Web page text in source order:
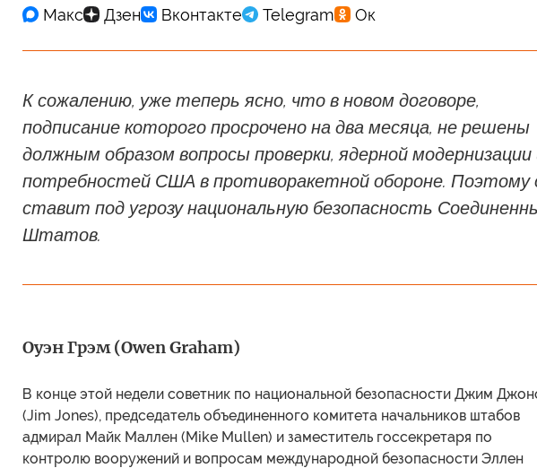
К сожалению, уже теперь ясно, что в новом договоре,
подписание которого просрочено на два месяца, не решены
должным образом вопросы проверки, ядерной модернизации
потребностей США в противоракетной обороне. Поэтому
ставит под угрозу национальную безопасность
Штатов.
Оуэн Грэм (Owen Graham)
В конце этой недели советник по национальной безопасности Джим
(Jim Jones), председатель объединенного комитета начальников штабов
адмирал Майк Маллен (Mike Mullen) и заместитель госсекретаря по
контролю вооружений и вопросам международной безопасности Эллен